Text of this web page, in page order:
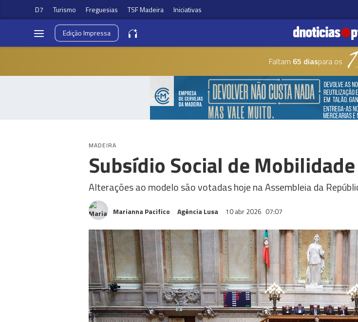
D7 Turismo Freguesias TSF Madeira Iniciativas
EdiçãoImpressa
Faltam 65 diaspara os
MADEIRA
Subsídio Social de
Alterações ao modelo são votadas hoje na Assembleia da
Marianna Pacifico Agência Lusa 10 abr 2026 07:07